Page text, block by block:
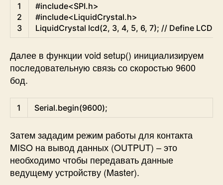
1
2
3
#include<SPI.h>
#include<LiquidCrystal.h>
LiquidCrystal lcd(2, 3, 4, 5, 6, 7); // Define LCD
Далее в функции void setup() инициализируем
последовательную связь со скоростью 9600
бод.
1 Serial.begin(9600);
Затем зададим режим работы для контакта
MISO на вывод данных (OUTPUT) – это
необходимо чтобы передавать данные
ведущему устройству (Master).